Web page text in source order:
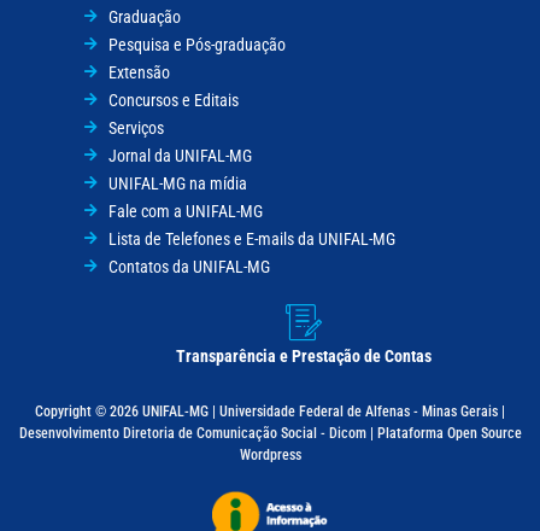
Graduação
Pesquisa e Pós-graduação
Extensão
Concursos e Editais
Serviços
Jornal da UNIFAL-MG
UNIFAL-MG na mídia
Fale com a UNIFAL-MG
Lista de Telefones e E-mails da UNIFAL-MG
Contatos da UNIFAL-MG
Transparência e Prestação de Contas
Copyright © 2026 UNIFAL-MG | Universidade Federal de Alfenas - Minas Gerais |
Desenvolvimento Diretoria de Comunicação Social - Dicom | Plataforma Open Source
Wordpress